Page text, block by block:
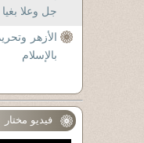
جل وعلا بغيا
الأزهر
بالإسلام
فيديو مختار